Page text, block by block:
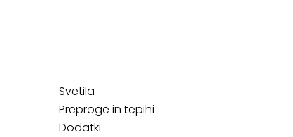
Svetila
Preproge in tepihi
Dodatki